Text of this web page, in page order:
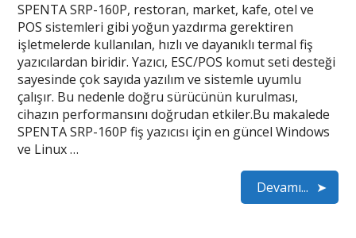
SPENTA SRP-160P, restoran, market, kafe, otel ve
POS sistemleri gibi yoğun yazdırma gerektiren
işletmelerde kullanılan, hızlı ve dayanıklı termal fiş
yazıcılardan biridir. Yazıcı, ESC/POS komut seti desteği
sayesinde çok sayıda yazılım ve sistemle uyumlu
çalışır. Bu nedenle doğru sürücünün kurulması,
cihazın performansını doğrudan etkiler.Bu makalede
SPENTA SRP-160P fiş yazıcısı için en güncel Windows
ve Linux …
Devamı...